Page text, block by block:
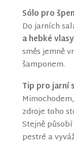
Sólo pro
Do jarních
a hebké
směs jemně
šamponem.
Tip pro jarní
zdroje toho
Stejně
pestré a